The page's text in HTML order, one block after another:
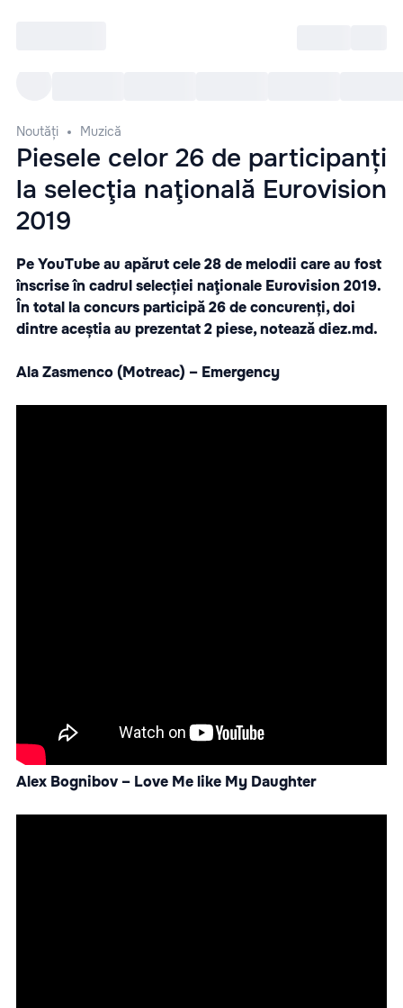
Noutăți Muzică
Piesele celor 26 de participanți
la selecţia naţională Eurovision
2019
Pe YouTube au apărut cele 28 de melodii care au fost
înscrise în cadrul selecției naţionale Eurovision 2019.
În total la concurs participă 26 de concurenți, doi
dintre aceștia au prezentat 2 piese, noteazădiez.md.
Ala Zasmenco (Motreac) – Emergency
Alex Bognibov – Love Me like My Daughter